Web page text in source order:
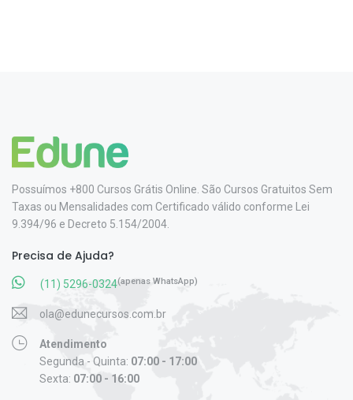
Possuímos +800 Cursos Grátis Online. São Cursos Gratuitos Sem
Taxas ou Mensalidades com Certificado válido conforme Lei
9.394/96 e Decreto 5.154/2004.
Precisa de Ajuda?
(11) 5296-0324(apenas WhatsApp)
ola@edunecursos.com.br
Atendimento
Segunda - Quinta: 07:00 - 17:00
Sexta: 07:00 - 16:00